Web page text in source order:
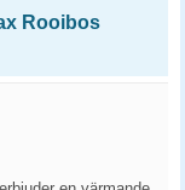
Rooibos